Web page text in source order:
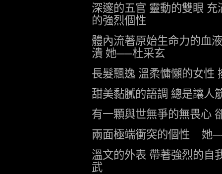
深邃的五官 靈動的雙眼 充
的強烈個性
體內流著原始生命力的血液
潰 她──杜采玄
長髮飄逸 溫柔慵懶的女性
甜美黏膩的語調 總是讓人
有一顆與世無爭的無畏心
兩面極端衝突的個性
她
溫文的外表 帶著強烈的自
武